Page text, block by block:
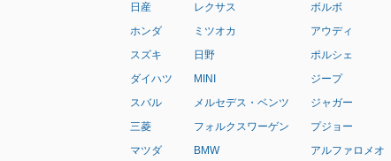
日産
ホンダ
スズキ
ダイハツ
スバル
三菱
マツダ
レクサス
ミツオカ
日野
MINI
メルセデス・ベンツ
フォルクスワーゲン
BMW
ボルボ
アウディ
ポルシェ
ジープ
ジャガー
プジョー
アルファロメオ